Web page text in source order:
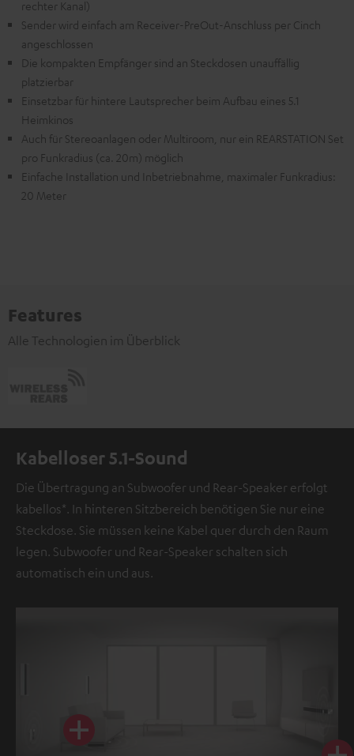
rechter Kanal)
Sender wird einfach am Receiver-PreOut-Anschluss per Cinch
angeschlossen
Die kompakten Empfänger sind an Steckdosen unauffällig
platzierbar
Einsetzbar für hintere Lautsprecher beim Aufbau eines 5.1
Heimkinos
Auch für Stereoanlagen oder Multiroom, nur ein REARSTATION Set
pro Funkradius (ca. 20m) möglich
Einfache Installation und Inbetriebnahme, maximaler Funkradius:
20 Meter
Features
Alle Technologien im Überblick
Kabelloser 5.1-Sound
Die Übertragung an Subwoofer und Rear-Speaker erfolgt
kabellos*. In hinteren Sitzbereich benötigen Sie nur eine
Steckdose. Sie müssen keine Kabel quer durch den Raum
legen. Subwoofer und Rear-Speaker schalten sich
automatisch ein und aus.